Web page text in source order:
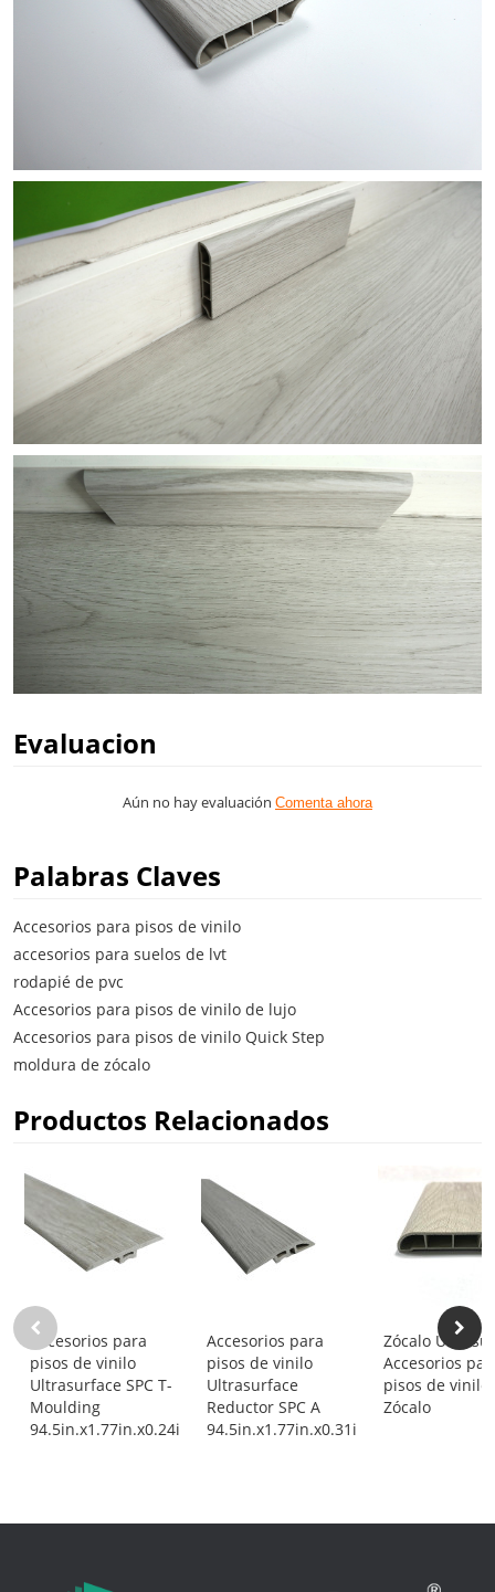
Evaluacion
Aún no hay evaluación Comenta ahora
Palabras Claves
Accesorios para pisos de vinilo
accesorios para suelos de lvt
rodapié de pvc
Accesorios para pisos de vinilo de lujo
Accesorios para pisos de vinilo Quick Step
moldura de zócalo
Productos Relacionados
Accesorios para
pisos de vinilo
Ultrasurface SPC T-
Moulding
94.5in.x1.77in.x0.24in.
Accesorios para
pisos de vinilo
Ultrasurface
Reductor SPC A
94.5in.x1.77in.x0.31in.
Zócalo
Accesorios
pisos de vinilo
Zócalo